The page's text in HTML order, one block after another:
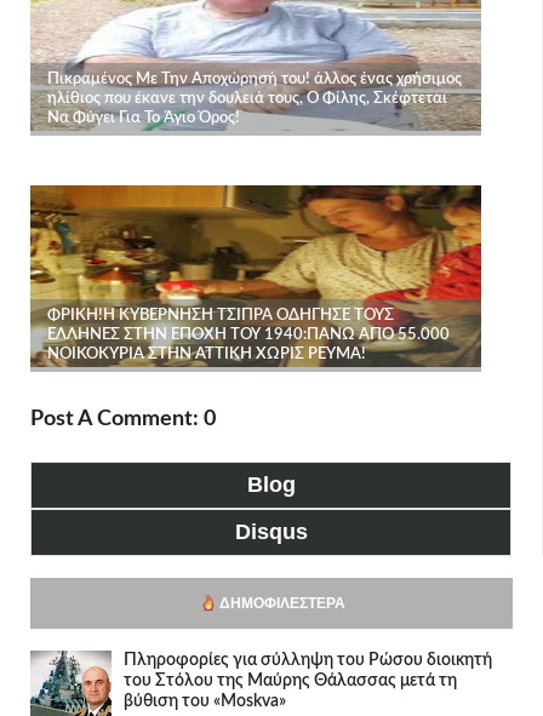
Post A Comment: 0
Blog
Disqus
ΔΗΜΟΦΙΛΈΣΤΕΡΑ
Πληροφορίες για σύλληψη του Ρώσου διοικητή
του Στόλου της Mαύρης Θάλασσας μετά τη
βύθιση του «Moskva»